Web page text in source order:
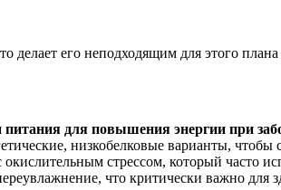
делает его неподходящим для этого
питания для повышения энергии при
низкобелковые варианты,
стрессом, который часто
что критически важно для